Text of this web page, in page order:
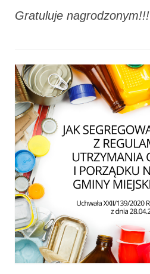
Gratuluje nagrodzonym!!!